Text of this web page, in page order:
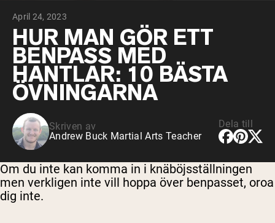
VEGAN PROTEIN Best Seller
Ärtprotein
Jordnötssmör
Fröproteinpulver
Ekologiskt risprotein
Proteindrinkar
Vegan viktökare
Shop All Vegan Protein
April 24, 2023
HUR MAN GÖR ETT
BENPASS MED
HANTLAR: 10 BÄSTA
ÖVNINGARNA
Skriven av
Andrew Buck Martial Arts Teacher
Dela till
Om du inte kan komma in i knäböjsställningen
men verkligen inte vill hoppa över benpasset, oroa
dig inte.